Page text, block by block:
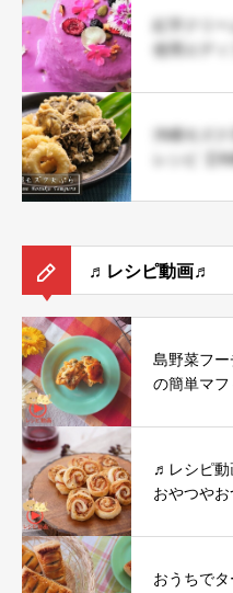
紅芋クリ
使用エデ
沖縄モズ
レシピ【
♬レシピ動画♬
島野菜フ
の簡単マ
♬レシピ動
おやつや
おうちで